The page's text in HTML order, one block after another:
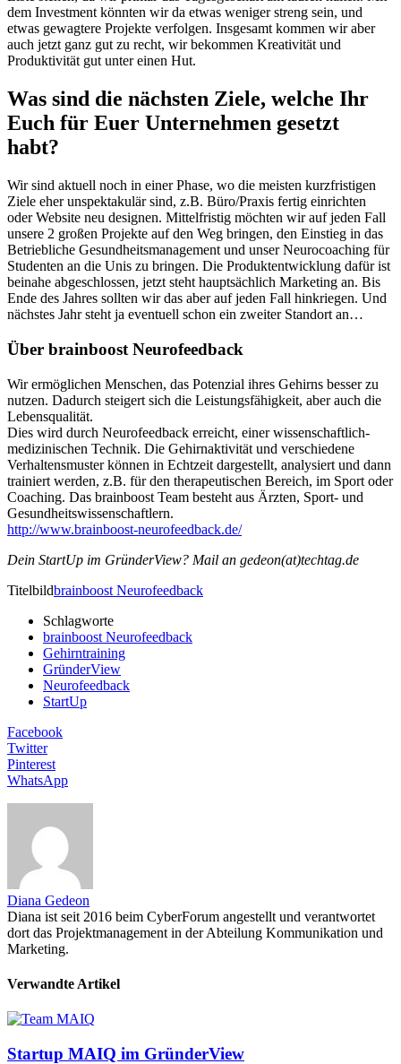
dem Investment könnten wir da etwas weniger streng sein, und
etwas gewagtere Projekte verfolgen. Insgesamt kommen wir aber
auch jetzt ganz gut zu recht, wir bekommen Kreativität und
Produktivität gut unter einen Hut.
Was sind die nächsten Ziele, welche Ihr
Euch für Euer Unternehmen gesetzt
habt?
Wir sind aktuell noch in einer Phase, wo die meisten kurzfristigen
Ziele eher unspektakulär sind, z.B. Büro/Praxis fertig einrichten
oder Website neu designen. Mittelfristig möchten wir auf jeden Fall
unsere 2 großen Projekte auf den Weg bringen, den Einstieg in das
Betriebliche Gesundheitsmanagement und unser Neurocoaching für
Studenten an die Unis zu bringen. Die Produktentwicklung dafür ist
beinahe abgeschlossen, jetzt steht hauptsächlich Marketing an. Bis
Ende des Jahres sollten wir das aber auf jeden Fall hinkriegen. Und
nächstes Jahr steht ja eventuell schon ein zweiter Standort an…
Über brainboost Neurofeedback
Wir ermöglichen Menschen, das Potenzial ihres Gehirns besser zu
nutzen. Dadurch steigert sich die Leistungsfähigkeit, aber auch die
Lebensqualität.
Dies wird durch Neurofeedback erreicht, einer wissenschaftlich-
medizinischen Technik. Die Gehirnaktivität und verschiedene
Verhaltensmuster können in Echtzeit dargestellt, analysiert und dann
trainiert werden, z.B. für den therapeutischen Bereich, im Sport oder
Coaching. Das brainboost Team besteht aus Ärzten, Sport- und
Gesundheitswissenschaftlern.
http://www.brainboost-neurofeedback.de/
Dein StartUp im GründerView? Mail an gedeon(at)techtag.de
Titelbildbrainboost Neurofeedback
Schlagworte
brainboost Neurofeedback
Gehirntraining
GründerView
Neurofeedback
StartUp
Facebook
Twitter
Pinterest
WhatsApp
Diana Gedeon
Diana ist seit 2016 beim CyberForum angestellt und verantwortet
dort das Projektmanagement in der Abteilung Kommunikation und
Marketing.
Verwandte Artikel
Startup MAIQ im GründerView